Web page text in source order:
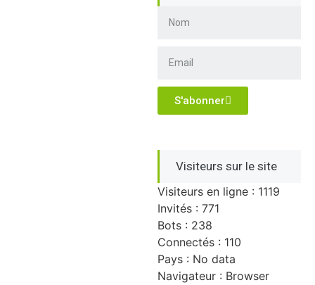
S'abonner
Visiteurs sur le site
Visiteurs en ligne : 1119
Invités : 771
Bots : 238
Connectés : 110
Pays : No data
Navigateur : Browser